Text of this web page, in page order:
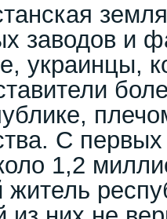
заводов и
украинцы,
С
1,2